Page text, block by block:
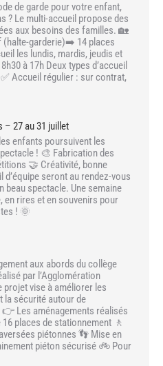
de garde pour votre enfant,
? Le multi-accueil propose des
aux besoins des familles. 🏡
garderie)➡️ 14 places
les lundis, mardis, jeudis et
à 17h Deux types d’accueil
Accueil régulier : sur contrat,
– 27 au 31 juillet
enfants poursuivent les
! 🎨 Fabrication des
🤝 Créativité, bonne
d’équipe seront au rendez-vous
beau spectacle. Une semaine
en rires et en souvenirs pour
! 🌞
aux abords du collège
par l’Agglomération
projet vise à améliorer les
la sécurité autour de
👉 Les aménagements réalisés
places de stationnement 🚶
piétonnes 👣 Mise en
piéton sécurisé 🚲 Pour